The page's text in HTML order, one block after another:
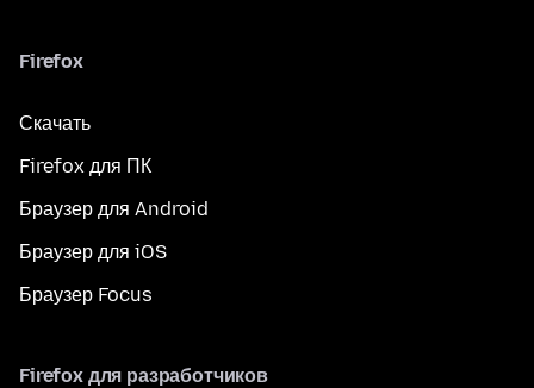
Firefox
Скачать
Firefox для ПК
Браузер для Android
Браузер для iOS
Браузер Focus
Firefox для разработчиков